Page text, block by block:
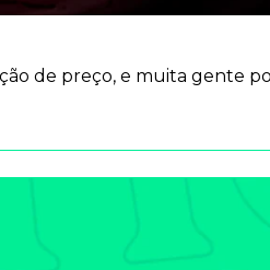
de preço, e muita gente